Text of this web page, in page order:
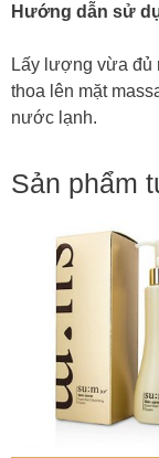
Hướng dẫn sử
Lấy lượng vừa đủ
thoa lên mặt
nước lạnh.
Sản phẩm